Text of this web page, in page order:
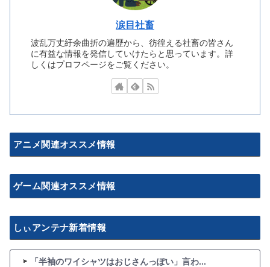
涙目社畜
波乱万丈紆余曲折の遍歴から、彷徨える社畜の皆さん
に有益な情報を発信していけたらと思っています。詳
しくはプロフページをご覧ください。
アニメ関連オススメ情報
ゲーム関連オススメ情報
しぃアンテナ新着情報
「半袖のワイシャツはおじさんっぽい」言わ...